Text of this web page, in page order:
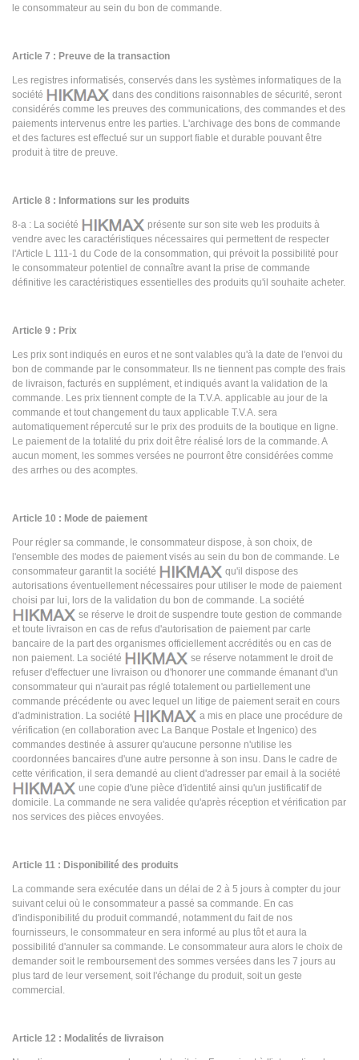
le consommateur au sein du bon de commande.
Article 7 : Preuve de la transaction
Les registres informatisés, conservés dans les systèmes informatiques de la
société
dans des conditions raisonnables de sécurité, seront
considérés comme les preuves des communications, des commandes et des
paiements intervenus entre les parties. L'archivage des bons de commande
et des factures est effectué sur un support fiable et durable pouvant être
produit à titre de preuve.
Article 8 : Informations sur les produits
8-a : La société
présente sur son site web les produits à
vendre avec les caractéristiques nécessaires qui permettent de respecter
l'Article L 111-1 du Code de la consommation, qui prévoit la possibilité pour
le consommateur potentiel de connaître avant la prise de commande
définitive les caractéristiques essentielles des produits qu'il souhaite acheter.
Article 9 : Prix
Les prix sont indiqués en euros et ne sont valables qu'à la date de l'envoi du
bon de commande par le consommateur. Ils ne tiennent pas compte des frais
de livraison, facturés en supplément, et indiqués avant la validation de la
commande. Les prix tiennent compte de la T.V.A. applicable au jour de la
commande et tout changement du taux applicable T.V.A. sera
automatiquement répercuté sur le prix des produits de la boutique en ligne.
Le paiement de la totalité du prix doit être réalisé lors de la commande. A
aucun moment, les sommes versées ne pourront être considérées comme
des arrhes ou des acomptes.
Article 10 : Mode de paiement
Pour régler sa commande, le consommateur dispose, à son choix, de
l'ensemble des modes de paiement visés au sein du bon de commande. Le
consommateur garantit la société
qu'il dispose des
autorisations éventuellement nécessaires pour utiliser le mode de paiement
choisi par lui, lors de la validation du bon de commande. La société
se réserve le droit de suspendre toute gestion de commande
et toute livraison en cas de refus d'autorisation de paiement par carte
bancaire de la part des organismes officiellement accrédités ou en cas de
non paiement. La société
se réserve notamment le droit de
refuser d'effectuer une livraison ou d'honorer une commande émanant d'un
consommateur qui n'aurait pas réglé totalement ou partiellement une
commande précédente ou avec lequel un litige de paiement serait en cours
d'administration. La société
a mis en place une procédure de
vérification (en collaboration avec La Banque Postale et Ingenico) des
commandes destinée à assurer qu'aucune personne n'utilise les
coordonnées bancaires d'une autre personne à son insu. Dans le cadre de
cette vérification, il sera demandé au client d'adresser par email à la société
une copie d'une pièce d'identité ainsi qu'un justificatif de
domicile. La commande ne sera validée qu'après réception et vérification par
nos services des pièces envoyées.
Article 11 : Disponibilité des produits
La commande sera exécutée dans un délai de 2 à 5 jours à compter du jour
suivant celui où le consommateur a passé sa commande. En cas
d'indisponibilité du produit commandé, notamment du fait de nos
fournisseurs, le consommateur en sera informé au plus tôt et aura la
possibilité d'annuler sa commande. Le consommateur aura alors le choix de
demander soit le remboursement des sommes versées dans les 7 jours au
plus tard de leur versement, soit l'échange du produit, soit un geste
commercial.
Article 12 : Modalités de livraison